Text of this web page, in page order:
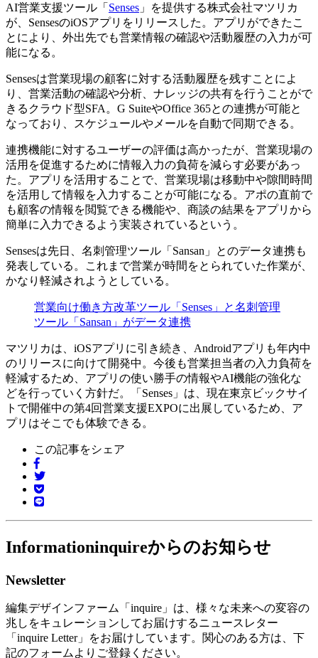
AI営業支援ツール「 Senses 」を提供する株式会社マツリカ
が、SensesのiOSアプリをリリースした。アプリができたこ
とにより、外出先でも営業情報の確認や活動履歴の入力が可
能になる。
Sensesは営業現場の顧客に対する活動履歴を残すことによ
り、営業活動の確認や分析、ナレッジの共有を行うことがで
きるクラウド型SFA。G SuiteやOffice 365との連携が可能と
なっており、スケジュールやメールを自動で同期できる。
連携機能に対するユーザーの評価は高かったが、営業現場の
活用を促進するために情報入力の負荷を減らす必要があっ
た。アプリを活用することで、営業現場は移動中や隙間時間
を活用して情報を入力することが可能になる。アポの直前で
も顧客の情報を閲覧できる機能や、商談の結果をアプリから
簡単に入力できるよう実装されているという。
Sensesは先日、名刺管理ツール「Sansan」とのデータ連携も
発表している。これまで営業が時間をとられていた作業が、
かなり軽減されようとしている。
営業向け働き方改革ツール「Senses」と名刺管理
ツール「Sansan」がデータ連携
マツリカは、iOSアプリに引き続き、Androidアプリも年内中
のリリースに向けて開発中。今後も営業担当者の入力負荷を
軽減するため、アプリの使い勝手の情報やAI機能の強化な
どを行っていく方針だ。「Senses」は、現在東京ビックサイ
トで開催中の第4回営業支援EXPOに出展しているため、ア
プリはそこでも体験できる。
この記事をシェア
Informationinquireからのお知らせ
Newsletter
編集デザインファーム「inquire」は、様々な未来への変容の
兆しをキュレーションしてお届けするニュースレター
「inquire Letter」をお届けしています。関心のある方は、下
記のフォームよりご登録ください。